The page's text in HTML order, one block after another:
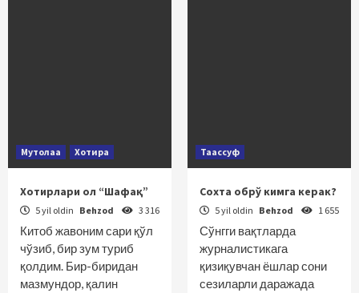
Мутолаа Хотира
Хотирлари ол “Шафақ”
5 yil oldin Behzod 3 316
Китоб жавоним сари қўл
чўзиб, бир зум туриб
қолдим. Бир-биридан
мазмундор, қалин
Таассуф
Сохта обрў кимга керак?
5 yil oldin Behzod 1 655
Сўнгги вақтларда
журналистикага
қизиқувчан ёшлар сони
сезиларли даражада